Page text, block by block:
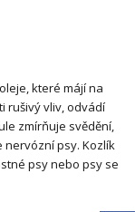
které májí na
rušivý vliv, odvádí
zmírňuje svědění,
nervózní psy. Kozlík
psy nebo psy se